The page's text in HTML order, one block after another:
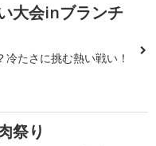
大会inブランチ
冷たさに挑む熱い戦い！
祭り